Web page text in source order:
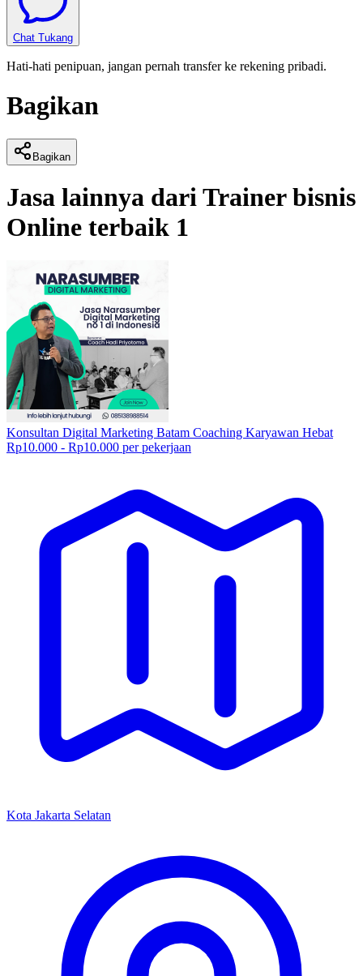
Chat Tukang
Hati-hati penipuan, jangan pernah transfer ke rekening pribadi.
Bagikan
Bagikan
Jasa lainnya dariTrainer bisnis
Online terbaik 1
Konsultan Digital Marketing Batam Coaching Karyawan Hebat
Rp10.000 - Rp10.000 per pekerjaan
Kota Jakarta Selatan